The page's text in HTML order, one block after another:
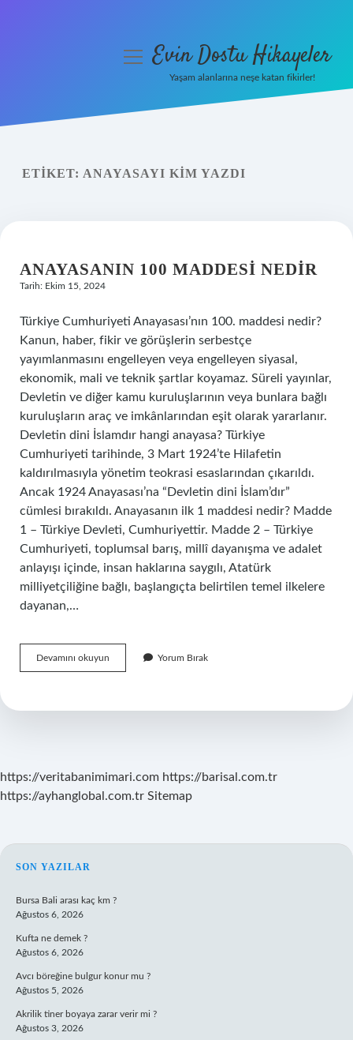
Yasal Uyarı
menüyüEvin Dostu Hikayeler
Yaşam alanlarına neşe katan fikirler!
ETIKET: ANAYASAYI KIM YAZDI
ANAYASANIN 100 MADDESI NEDIR
Tarih: Ekim 15, 2024
Türkiye Cumhuriyeti Anayasası’nın 100. maddesi nedir?
Kanun, haber, fikir ve görüşlerin serbestçe
yayımlanmasını engelleyen veya engelleyen siyasal,
ekonomik, mali ve teknik şartlar koyamaz. Süreli yayınlar,
Devletin ve diğer kamu kuruluşlarının veya bunlara bağlı
kuruluşların araç ve imkânlarından eşit olarak yararlanır.
Devletin dini İslamdır hangi anayasa? Türkiye
Cumhuriyeti tarihinde, 3 Mart 1924’te Hilafetin
kaldırılmasıyla yönetim teokrasi esaslarından çıkarıldı.
Ancak 1924 Anayasası’na “Devletin dini İslam’dır”
cümlesi bırakıldı. Anayasanın ilk 1 maddesi nedir? Madde
1 – Türkiye Devleti, Cumhuriyettir. Madde 2 – Türkiye
Cumhuriyeti, toplumsal barış, millî dayanışma ve adalet
anlayışı içinde, insan haklarına saygılı, Atatürk
milliyetçiliğine bağlı, başlangıçta belirtilen temel ilkelere
dayanan,…
Devamını okuyun Anayasanın
100
Yorum Bırak
https://veritabanimimari.com https://barisal.com.tr
https://ayhanglobal.com.tr Sitemap
SIDEBAR
SON YAZILAR
Bursa Bali arası kaç km ?
Ağustos 6, 2026
Kufta ne demek ?
Ağustos 6, 2026
Avcı böreğine bulgur konur mu ?
Ağustos 5, 2026
Akrilik tiner boyaya zarar verir mi ?
Ağustos 3, 2026